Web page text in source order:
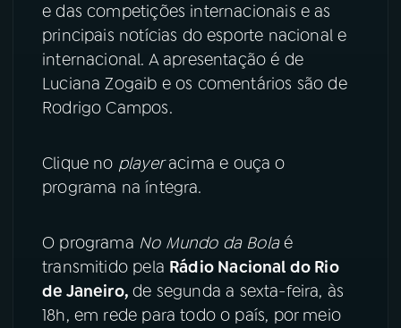
TikTok
e das competições internacionais e as
principais notícias do esporte nacional e
internacional. A apresentação é de
Luciana Zogaib e os comentários são de
Rodrigo Campos.
Clique no playeracima e ouça o
programa na íntegra.
O programa No Mundo da Bolaé
transmitido pela Rádio Nacional do Rio
de Janeiro,de segunda a sexta-feira, às
18h, em rede para todo o país, por meio